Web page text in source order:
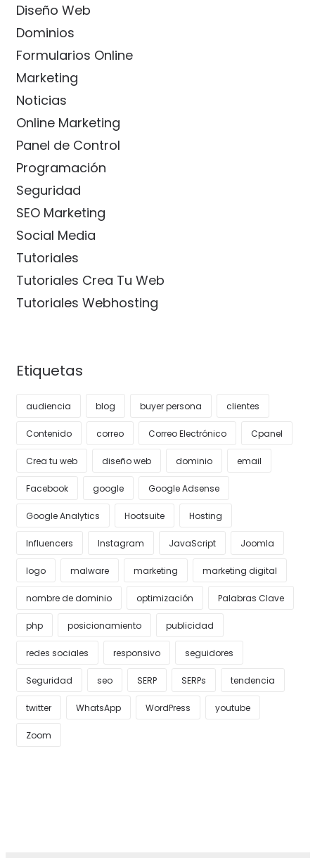
Diseño Web
Dominios
Formularios Online
Marketing
Noticias
Online Marketing
Panel de Control
Programación
Seguridad
SEO Marketing
Social Media
Tutoriales
Tutoriales Crea Tu Web
Tutoriales Webhosting
Etiquetas
audiencia blog buyer persona clientes
Contenido correo Correo Electrónico Cpanel
Crea tu web diseño web dominio email
Facebook google Google Adsense
Google Analytics Hootsuite Hosting
Influencers Instagram JavaScript Joomla
logo malware marketing marketing digital
nombre de dominio optimización Palabras Clave
php posicionamiento publicidad
redes sociales responsivo seguidores
Seguridad seo SERP SERPs tendencia
twitter WhatsApp WordPress youtube
Zoom